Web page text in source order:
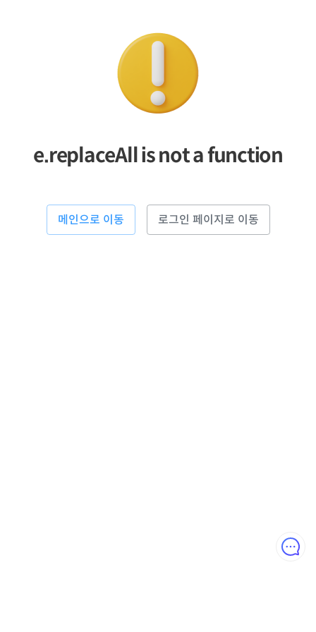
e.replaceAll is not a function
메인으로 이동 로그인 페이지로 이동